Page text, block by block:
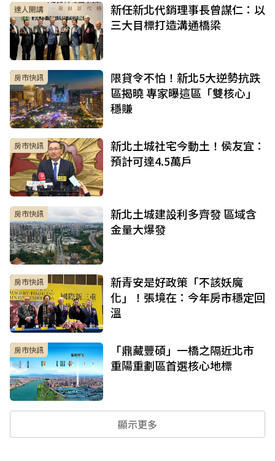
達人開講
新任新北代銷理事長曾謀仁：以
三大目標打造溝通橋梁
房市快訊
限貸令不怕！新北5大逆勢抗跌
區揭曉 專家曝這區「雙核心」
穩賺
房市快訊
新北土城社宅今動土！侯友宜：
預計可達4.5萬戶
房市快訊
新北土城建設利多齊發 區域含
金量大爆發
房市快訊
新青安是好政策「不該妖魔
化」！張境在：今年房市穩定回
溫
房市快訊
「鼎藏豐碩」一橋之隔近北市
重陽重劃區首選核心地標
顯示更多